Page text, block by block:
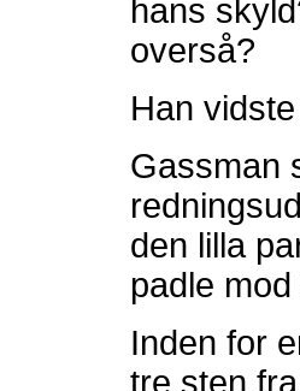
hans
overså?
Han
Gassman
den lilla
padle mod
Inden for
tre sten